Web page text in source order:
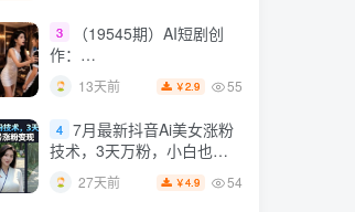
3
（19545期）AI短剧创
作：
ChatGPT+Seedance2.0教
程，从零制作恶毒女配短
全流程
13天前 ￥2.9 55
4 7月最新抖音Ai美女涨粉
技术，3天万粉，小白也能
快速起号涨粉变现
27天前 ￥4.9 54